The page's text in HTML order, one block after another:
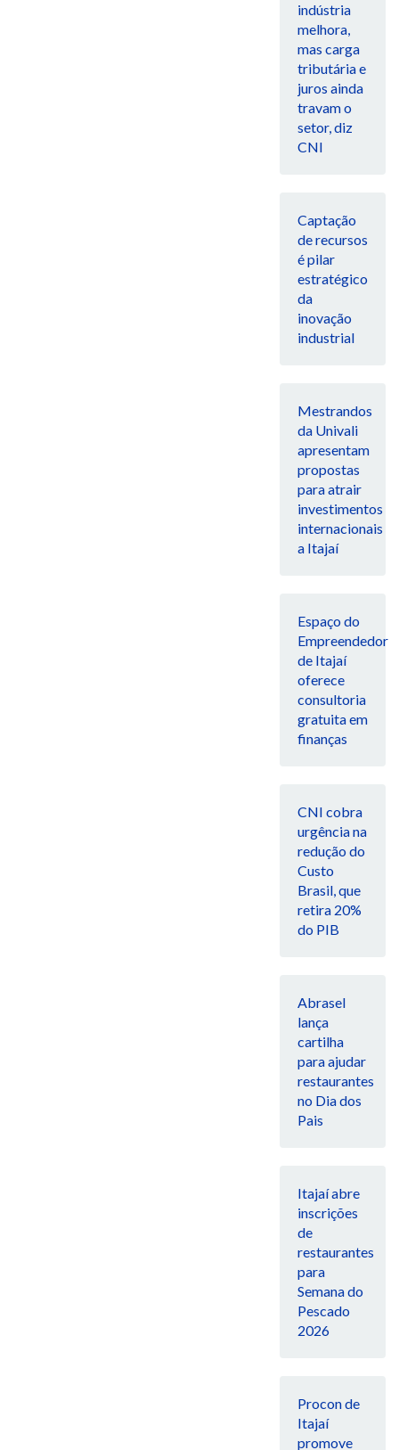
indústria
melhora,
mas carga
tributária e
juros ainda
travam o
setor, diz
CNI
Captação
de recursos
é pilar
estratégico
da
inovação
industrial
Mestrandos
da Univali
apresentam
propostas
para atrair
investimentos
internacionais
a Itajaí
Espaço do
Empreendedor
de Itajaí
oferece
consultoria
gratuita em
finanças
CNI cobra
urgência na
redução do
Custo
Brasil, que
retira 20%
do PIB
Abrasel
lança
cartilha
para ajudar
restaurantes
no Dia dos
Pais
Itajaí abre
inscrições
de
restaurantes
para
Semana do
Pescado
2026
Procon de
Itajaí
promove